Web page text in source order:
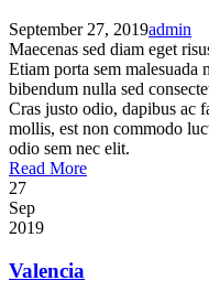
September 27, 2019admin
Maecenas sed diam eget
Etiam porta sem malesuada
bibendum nulla sed
Cras justo odio, dapibus ac
mollis, est non commodo
odio sem nec elit.
Read More
27
Sep
2019
Valencia